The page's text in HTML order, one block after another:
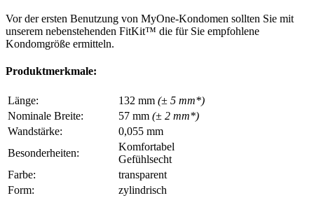
Vor der ersten Benutzung von MyOne-Kondomen sollten Sie mit
unserem nebenstehenden FitKit™ die für Sie empfohlene
Kondomgröße ermitteln.
Produktmerkmale:
Länge: 132 mm (± 5 mm*)
Nominale Breite:
57 mm (± 2 mm*)
Wandstärke:
0,055 mm
Besonderheiten:
Komfortabel
Gefühlsecht
Farbe:
transparent
Form:
zylindrisch